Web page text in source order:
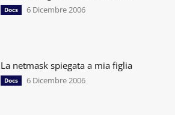
Docs 6 Dicembre 2006
La netmask spiegata a mia figlia
Docs 6 Dicembre 2006